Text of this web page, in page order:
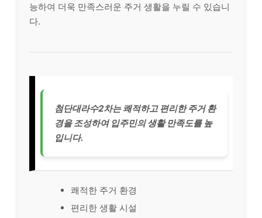
능하여 더욱 만족스러운 주거 생활을 누릴 수 있습니
다.
첨단대라수2차는 쾌적하고 편리한 주거 환
경을 조성하여 입주민의 생활 만족도를 높
입니다.
쾌적한 주거 환경
편리한 생활 시설